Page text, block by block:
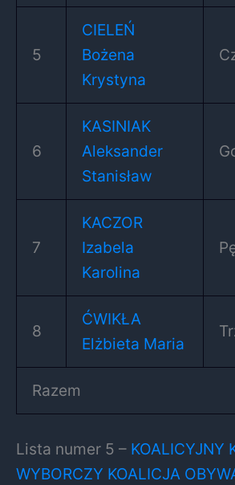
5
CIELEŃ
Bożena
Krystyna
6
KASINIAK
Aleksander
Stanisław
7
KACZOR
Izabela
Karolina
8
ĆWIKŁA
Elżbieta Maria
Razem
Lista numer 5 – KOALICYJNY
WYBORCZY KOALICJA